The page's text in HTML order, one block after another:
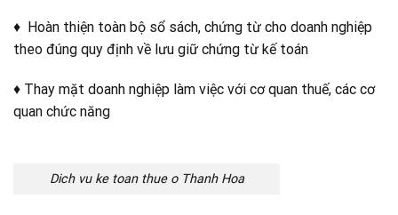
♦ Hoàn thiện toàn bộ sổ sách, chứng từ cho doanh nghiệp
theo đúng quy định về lưu giữ chứng từ kế toán
♦ Thay mặt doanh nghiệp làm việc với cơ quan thuế, các cơ
quan chức năng
Dich vu ke toan thue o Thanh Hoa